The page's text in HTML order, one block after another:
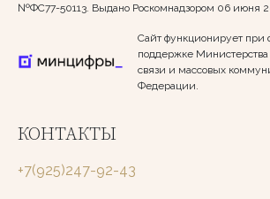
№ФС77-50113. Выдано Роскомнадзором 06 июня
Сайт функционирует при
поддержке Министерства
связи и массовых
Федерации.
КОНТАКТЫ
+7(925)247-92-43